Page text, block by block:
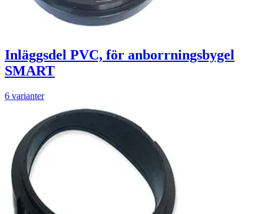
Inläggsdel PVC, för anborrningsbygel
SMART
6 varianter